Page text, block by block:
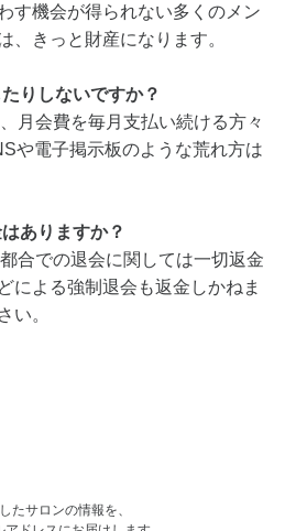
す機会が得られない多くのメン
、きっと財産になります。
りしないですか？
月会費を毎月支払い続ける方々
や電子掲示板のような荒れ方は
ありますか？
合での退会に関しては一切返金
による強制退会も返金しかねま
い。
たサロンの情報を、